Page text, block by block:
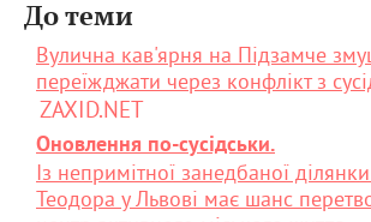
До теми
Вулична кав'ярня на Підзамче
переїжджати через конфлікт з
ZAXID.NET
Оновлення по-сусідськи.
Із непримітної занедбаної
Теодора у Львові має шанс